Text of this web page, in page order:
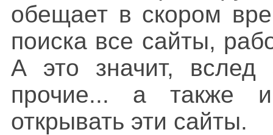
обещает в скором
поиска все сайты,
А это значит,
прочие... а также и
открывать эти сайты.